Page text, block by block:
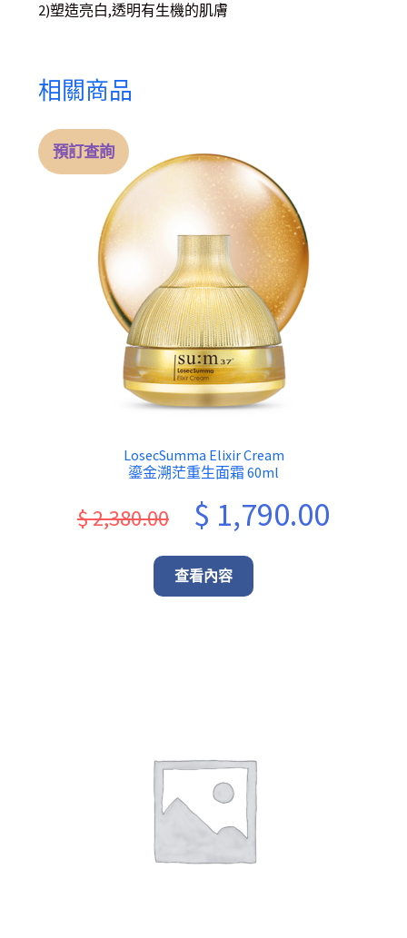
2)塑造亮白,透明有生機的肌膚
相關商品
預訂查詢
LosecSumma Elixir Cream
鎏金溯茫重生面霜 60ml
$2,380.00
Original
was:
$ 1,790.00
查看內容